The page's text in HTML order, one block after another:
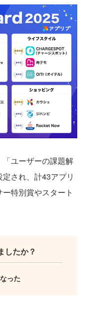
ユーザーの課題解
され、計43アプリ
特別賞やスタート
したか？
った